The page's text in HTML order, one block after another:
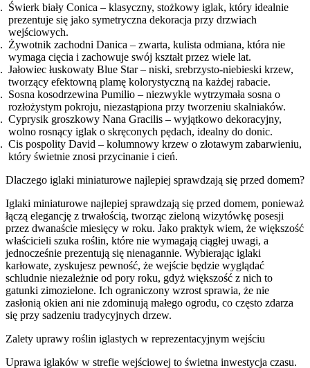
Świerk biały Conica – klasyczny, stożkowy iglak, który idealnie
prezentuje się jako symetryczna dekoracja przy drzwiach
wejściowych.
Żywotnik zachodni Danica – zwarta, kulista odmiana, która nie
wymaga cięcia i zachowuje swój kształt przez wiele lat.
Jałowiec łuskowaty Blue Star – niski, srebrzysto-niebieski krzew,
tworzący efektowną plamę kolorystyczną na każdej rabacie.
Sosna kosodrzewina Pumilio – niezwykle wytrzymała sosna o
rozłożystym pokroju, niezastąpiona przy tworzeniu skalniaków.
Cyprysik groszkowy Nana Gracilis – wyjątkowo dekoracyjny,
wolno rosnący iglak o skręconych pędach, idealny do donic.
Cis pospolity David – kolumnowy krzew o złotawym zabarwieniu,
który świetnie znosi przycinanie i cień.
Dlaczego iglaki miniaturowe najlepiej sprawdzają się przed domem?
Iglaki miniaturowe najlepiej sprawdzają się przed domem, ponieważ
łączą elegancję z trwałością, tworząc zieloną wizytówkę posesji
przez dwanaście miesięcy w roku. Jako praktyk wiem, że większość
właścicieli szuka roślin, które nie wymagają ciągłej uwagi, a
jednocześnie prezentują się nienagannie. Wybierając iglaki
karłowate, zyskujesz pewność, że wejście będzie wyglądać
schludnie niezależnie od pory roku, gdyż większość z nich to
gatunki zimozielone. Ich ograniczony wzrost sprawia, że nie
zasłonią okien ani nie zdominują małego ogrodu, co często zdarza
się przy sadzeniu tradycyjnych drzew.
Zalety uprawy roślin iglastych w reprezentacyjnym wejściu
Uprawa iglaków w strefie wejściowej to świetna inwestycja czasu.